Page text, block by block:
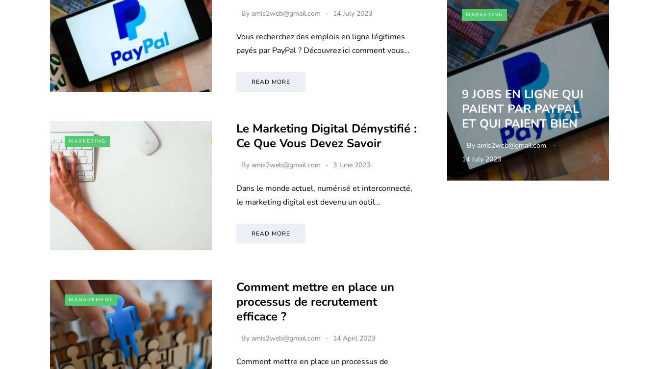
By amis2web@gmail.com 14 July 2023
Vous recherchez des emplois en ligne légitimes
payés par PayPal ? Découvrez ici comment vous…
READ MORE
MARKETING
Le Marketing Digital Démystifié :
Ce Que Vous Devez Savoir
By amis2web@gmail.com 3 June 2023
Dans le monde actuel, numérisé et interconnecté,
le marketing digital est devenu un outil…
READ MORE
MANAGEMENT
Comment mettre en place un
processus de recrutement
efficace ?
By amis2web@gmail.com 14 April 2023
Comment mettre en place un processus de
MARKETING
9 JOBS EN LIGNE QUI
PAIENT PAR PAYPAL
ET QUI PAIENT BIEN
By amis2web@gmail.com
14 July 2023